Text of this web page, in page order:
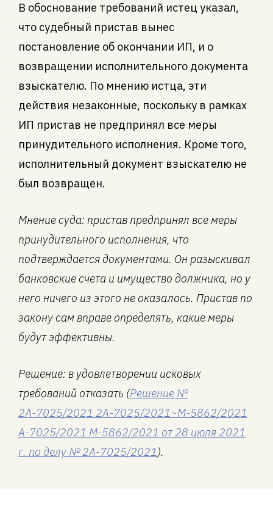
В обоснование требований истец указал,
что судебный пристав вынес
постановление об окончании ИП, и о
возвращении исполнительного документа
взыскателю. По мнению истца, эти
действия незаконные, поскольку в рамках
ИП пристав не предпринял все меры
принудительного исполнения. Кроме того,
исполнительный документ взыскателю не
был возвращен.
Мнение суда: пристав предпринял все меры
принудительного исполнения, что
подтверждается документами. Он разыскивал
банковские счета и имущество должника, но у
него ничего из этого не оказалось. Пристав по
закону сам вправе определять, какие меры
будут эффективны.
Решение: в удовлетворении исковых
требований отказать (Решение №
2А-7025/2021 2А-7025/2021~М-5862/2021
А-7025/2021 М-5862/2021 от 28 июля 2021
г. по делу № 2А-7025/2021).